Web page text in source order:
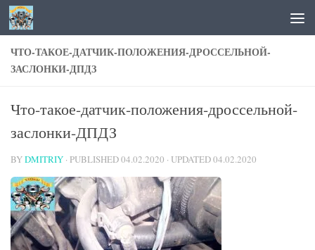
Skip to content
ЧТО-ТАКОЕ-ДАТЧИК-ПОЛОЖЕНИЯ-ДРОССЕЛЬНОЙ-
ЗАСЛОНКИ-ДПДЗ
Что-такое-датчик-положения-дроссельной-
заслонки-ДПДЗ
BYDMITRIY · PUBLISHED04.02.2020 · UPDATED04.02.2020